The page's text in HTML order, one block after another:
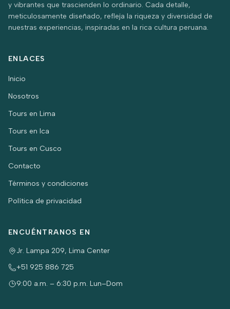
y vibrantes que trascienden lo ordinario. Cada detalle,
meticulosamente diseñado, refleja la riqueza y diversidad de
nuestras experiencias, inspiradas en la rica cultura peruana.
ENLACES
Inicio
Nosotros
Tours en Lima
Tours en Ica
Tours en Cusco
Contacto
Términos y condiciones
Política de privacidad
ENCUÉNTRANOS EN
Jr. Lampa 209, Lima Center
+51 925 886 725
9:00 a.m. – 6:30 p.m. Lun–Dom